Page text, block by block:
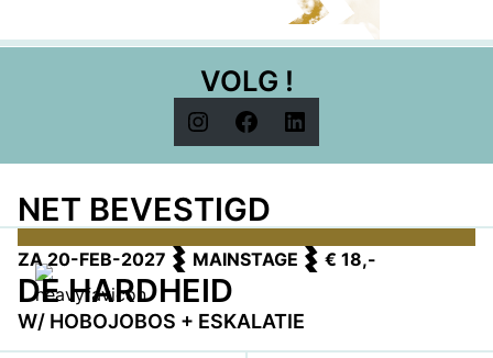
VOLG !
Instagram
Facebook
LinkedIn
NET BEVESTIGD
ZA 20-FEB-2027 MAINSTAGE € 18,-
DE HARDHEID
W/ HOBOJOBOS + ESKALATIE